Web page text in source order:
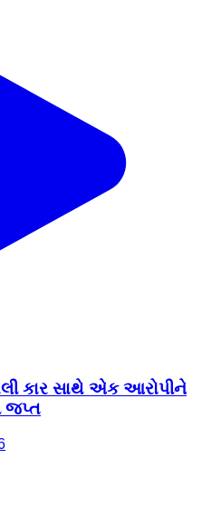
કાર સાથે એક આરોપીને
જપ્ત